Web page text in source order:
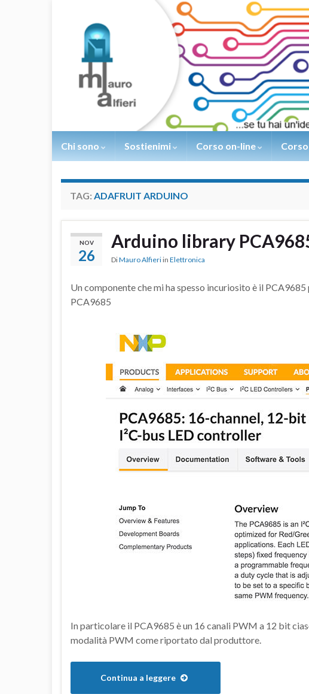
Chi sono Sostienimi Corso on-line
TAG: ADAFRUIT ARDUINO
NOV
26
Arduino library
DiMauro Alfieri in Elettronica
Un componente che mi ha spesso incuriosito è il
PCA9685
In particolare il PCA9685 è un 16 canali PWM a 12 bit
modalità PWM come riportato dal produttore.
Continua a leggere